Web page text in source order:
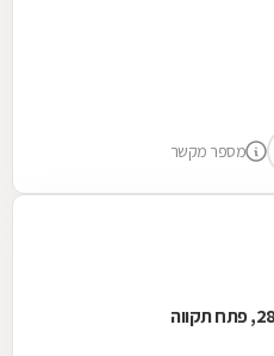
מספר מקשר